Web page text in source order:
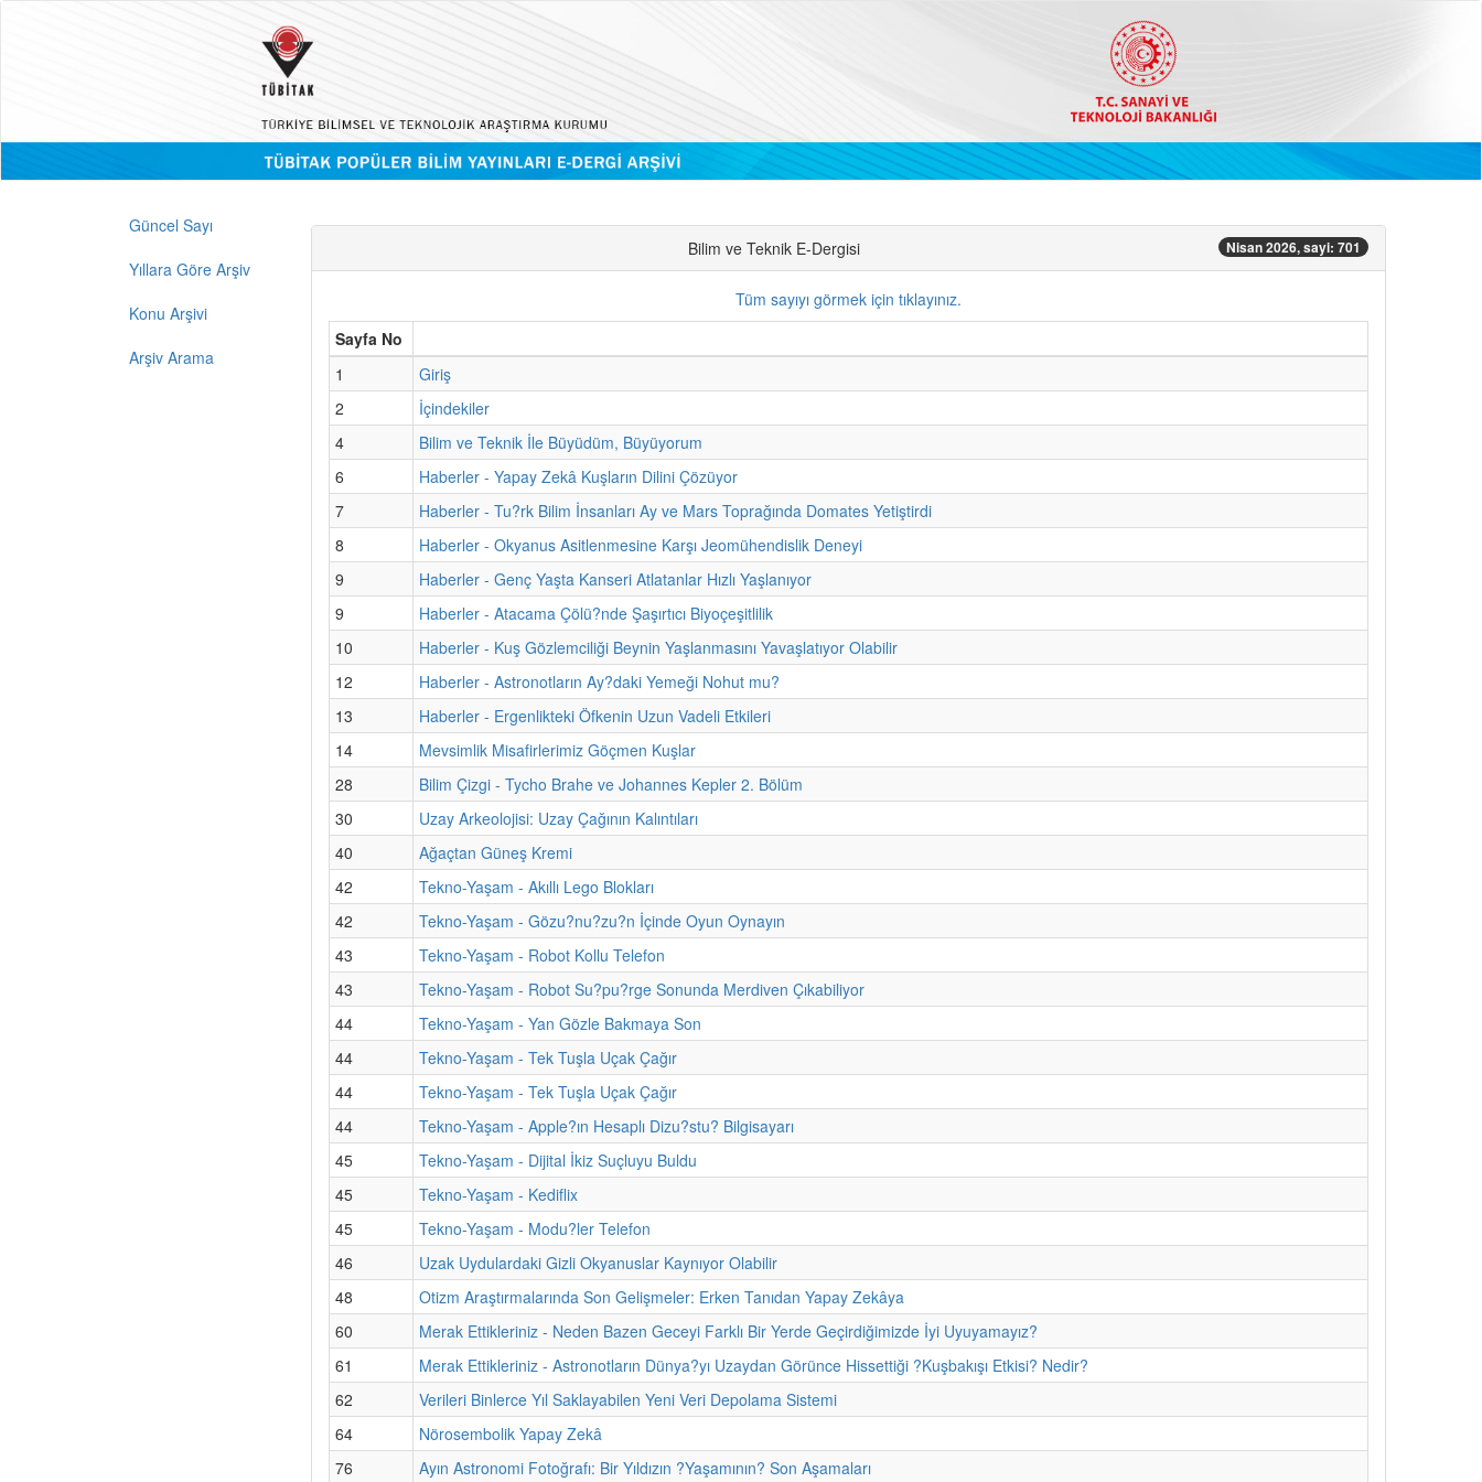
Güncel Sayı
Yıllara Göre Arşiv
Konu Arşivi
Arşiv Arama
Bilim ve Teknik E-Dergisi Nisan 2026, sayi: 701
Tüm sayıyı görmek için tıklayınız.
Sayfa No
1
Giriş
2
İçindekiler
4
Bilim ve Teknik İle Büyüdüm, Büyüyorum
6
Haberler - Yapay Zekâ Kuşların Dilini Çözüyor
7
Haberler - Tu?rk Bilim İnsanları Ay ve Mars Toprağında Domates Yetiştirdi
8
Haberler - Okyanus Asitlenmesine Karşı Jeomühendislik Deneyi
9
Haberler - Genç Yaşta Kanseri Atlatanlar Hızlı Yaşlanıyor
9
Haberler - Atacama Çölü?nde Şaşırtıcı Biyoçeşitlilik
10
Haberler - Kuş Gözlemciliği Beynin Yaşlanmasını Yavaşlatıyor Olabilir
12
Haberler - Astronotların Ay?daki Yemeği Nohut mu?
13
Haberler - Ergenlikteki Öfkenin Uzun Vadeli Etkileri
14
Mevsimlik Misafirlerimiz Göçmen Kuşlar
28
Bilim Çizgi - Tycho Brahe ve Johannes Kepler 2. Bölüm
30
Uzay Arkeolojisi: Uzay Çağının Kalıntıları
40
Ağaçtan Güneş Kremi
42
Tekno-Yaşam - Akıllı Lego Blokları
42
Tekno-Yaşam - Gözu?nu?zu?n İçinde Oyun Oynayın
43
Tekno-Yaşam - Robot Kollu Telefon
43
Tekno-Yaşam - Robot Su?pu?rge Sonunda Merdiven Çıkabiliyor
44
Tekno-Yaşam - Yan Gözle Bakmaya Son
44
Tekno-Yaşam - Tek Tuşla Uçak Çağır
44
Tekno-Yaşam - Tek Tuşla Uçak Çağır
44
Tekno-Yaşam - Apple?ın Hesaplı Dizu?stu? Bilgisayarı
45
Tekno-Yaşam - Dijital İkiz Suçluyu Buldu
45
Tekno-Yaşam - Kediflix
45
Tekno-Yaşam - Modu?ler Telefon
46
Uzak Uydulardaki Gizli Okyanuslar Kaynıyor Olabilir
48
Otizm Araştırmalarında Son Gelişmeler: Erken Tanıdan Yapay Zekâya
60
Merak Ettikleriniz - Neden Bazen Geceyi Farklı Bir Yerde Geçirdiğimizde İyi Uyuyamayız?
61
Merak Ettikleriniz - Astronotların Dünya?yı Uzaydan Görünce Hissettiği ?Kuşbakışı Etkisi? Nedir?
62
Verileri Binlerce Yıl Saklayabilen Yeni Veri Depolama Sistemi
64
Nörosembolik Yapay Zekâ
76
Ayın Astronomi Fotoğrafı: Bir Yıldızın ?Yaşamının? Son Aşamaları